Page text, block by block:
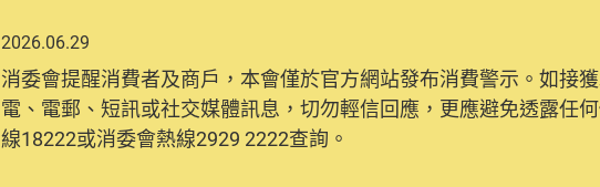
2026.06.29
消委會提醒消費者及商戶，本會僅於官方網站發布消費警示。如接
電、電郵、短訊或社交媒體訊息，切勿輕信回應，更應避免透露任
線18222或消委會熱線2929 2222查詢。